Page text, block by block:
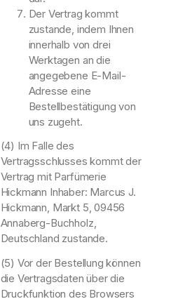
Der Vertrag kommt
zustande, indem Ihnen
innerhalb von drei
Werktagen an die
angegebene E-Mail-
Adresse eine
Bestellbestätigung von
uns zugeht.
(4) Im Falle des
Vertragsschlusses kommt der
Vertrag mit Parfümerie
Hickmann Inhaber: Marcus J.
Hickmann, Markt 5, 09456
Annaberg-Buchholz,
Deutschland zustande.
(5) Vor der Bestellung können
die Vertragsdaten über die
Druckfunktion des Browsers